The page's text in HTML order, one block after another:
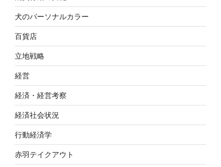
犬のパーソナルカラー
百貨店
立地戦略
経営
経済・経営考察
経済社会状況
行動経済学
赤羽テイクアウト